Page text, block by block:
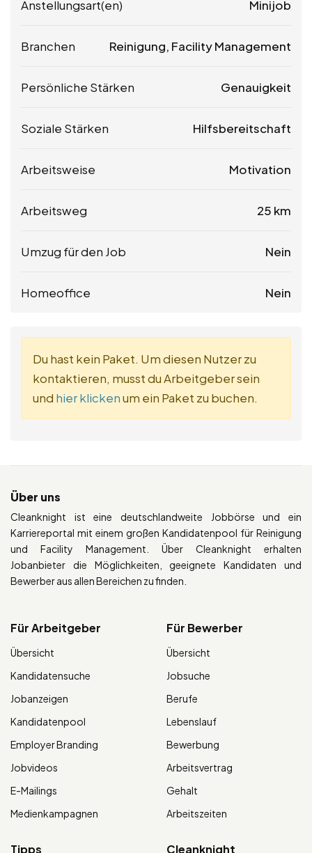
Anstellungsart(en) Minijob
Branchen Reinigung, Facility Management
Persönliche Stärken Genauigkeit
Soziale Stärken Hilfsbereitschaft
Arbeitsweise Motivation
Arbeitsweg 25 km
Umzug für den Job Nein
Homeoffice Nein
Du hast kein Paket. Um diesen Nutzer zu
kontaktieren, musst du Arbeitgeber sein
und hier klickenum ein Paket zu buchen.
Über uns
Cleanknight ist eine deutschlandweite Jobbörse und ein
Karriereportal mit einem großen Kandidatenpool für Reinigung
und Facility Management. Über Cleanknight erhalten
Jobanbieter die Möglichkeiten, geeignete Kandidaten und
Bewerber aus allen Bereichen zu finden.
Für Arbeitgeber
Übersicht
Kandidatensuche
Jobanzeigen
Kandidatenpool
Employer Branding
Jobvideos
E-Mailings
Medienkampagnen
Für Bewerber
Übersicht
Jobsuche
Berufe
Lebenslauf
Bewerbung
Arbeitsvertrag
Gehalt
Arbeitszeiten
Tipps Cleanknight